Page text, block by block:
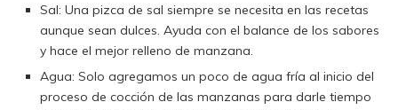
Sal: Una pizca de sal siempre se necesita en las recetas
aunque sean dulces. Ayuda con el balance de los sabores
y hace el mejor relleno de manzana.
Agua: Solo agregamos un poco de agua fría al inicio del
proceso de cocción de las manzanas para darle tiempo